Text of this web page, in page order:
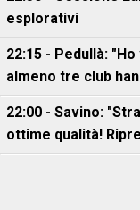
esplorativi
22:15 - Pedullà:
almeno tre club
22:00 - Savino:
ottime qualità!